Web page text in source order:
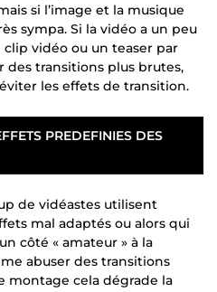
si l’image et la musique
sympa. Si la vidéo a un peu
vidéo ou un teaser par
des transitions plus brutes,
les effets de transition.
PREDEFINIES DES
de vidéastes utilisent
mal adaptés ou alors qui
côté « amateur » à la
abuser des transitions
montage cela dégrade la